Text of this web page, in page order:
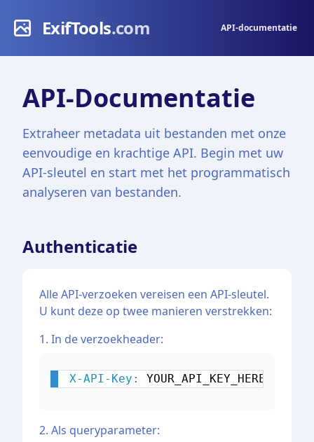
ExifTools.com API-documentatie
API-Documentatie
Extraheer metadata uit bestanden met onze
eenvoudige en krachtige API. Begin met uw
API-sleutel en start met het programmatisch
analyseren van bestanden.
Authenticatie
Alle API-verzoeken vereisen een API-sleutel.
U kunt deze op twee manieren verstrekken:
1. In de verzoekheader:
X-API-Key : YOUR_API_KEY_HERE
2. Als queryparameter: